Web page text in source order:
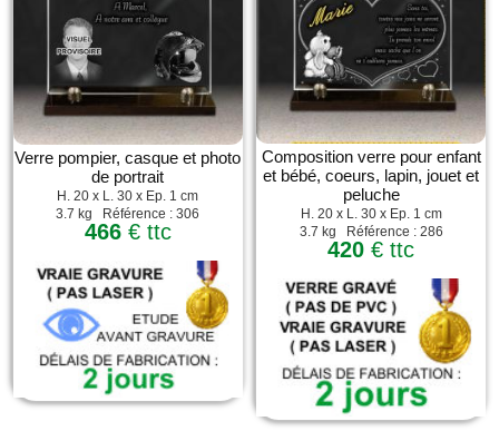
Verre pompier, casque et photo
de portrait
H. 20 x L. 30 x Ep. 1 cm
3.7 kg Référence : 306
466€ ttc
Composition verre pour enfant
et bébé, coeurs, lapin, jouet et
peluche
H. 20 x L. 30 x Ep. 1 cm
3.7 kg Référence : 286
420 € ttc